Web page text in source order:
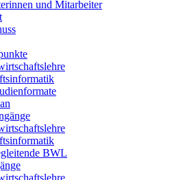
und Mitarbeiter
BWL